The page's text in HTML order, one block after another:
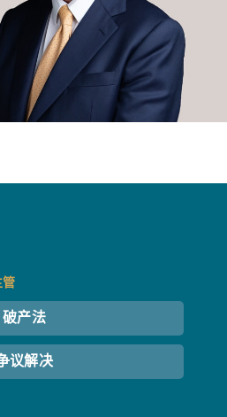
破产法
议解决